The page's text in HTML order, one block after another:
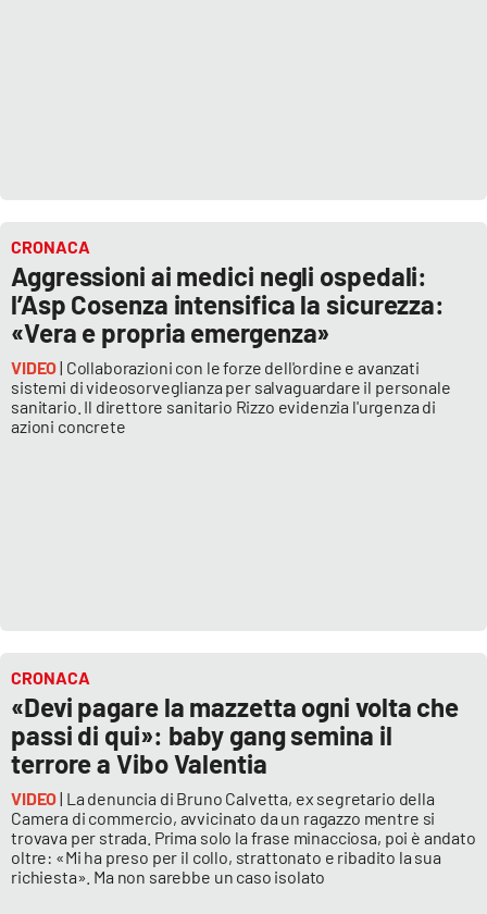
CRONACA
Aggressioni ai medici negli ospedali:
l’Asp Cosenza intensifica la sicurezza:
«Vera e propria emergenza»
VIDEO| Collaborazioni con le forze dell'ordine e avanzati
sistemi di videosorveglianza per salvaguardare il personale
sanitario. Il direttore sanitario Rizzo evidenzia l'urgenza di
azioni concrete
CRONACA
«Devi pagare la mazzetta ogni volta che
passi di qui»: baby gang semina il
terrore a Vibo Valentia
VIDEO| La denuncia di Bruno Calvetta, ex segretario della
Camera di commercio, avvicinato da un ragazzo mentre si
trovava per strada. Prima solo la frase minacciosa, poi è andato
oltre: «Mi ha preso per il collo, strattonato e ribadito la sua
richiesta». Ma non sarebbe un caso isolato